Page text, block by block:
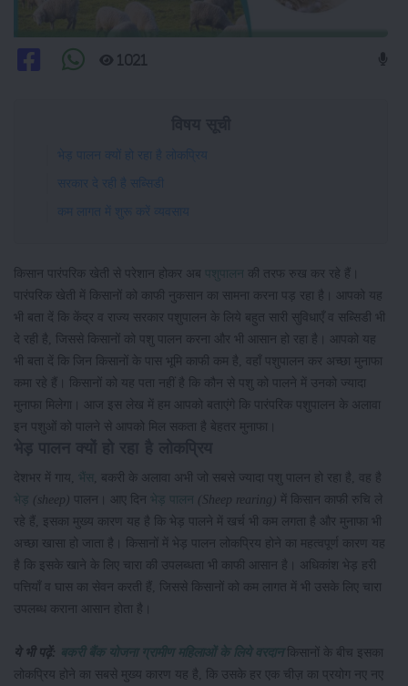
1021
भेड़ पालन क्यों हो रहा है लोकप्रिय
सरकार दे रही है सब्सिडी
कम लागत में शुरू करें व्यवसाय
किसान पारंपरिक खेती से परेशान होकर अब पशुपालन की तरफ रुख कर रहे हैं।
पारंपरिक खेती में किसानों को काफी नुकसान का सामना करना पड़ रहा है। आपको यह
भी बता दें कि केंद्र व राज्य सरकार पशुपालन के लिये बहुत सारी सुविधाएँ व सब्सिडी भी
दे रही है, जिससे किसानों को पशु पालन करना और भी आसान हो रहा है। आपको यह
भी बता दें कि जिन किसानों के पास भूमि काफी कम है, वहाँ पशुपालन कर अच्छा मुनाफा
कमा रहे हैं। किसानों को यह पता नहीं है कि कौन से पशु को पालने में उनको ज्यादा
मुनाफा मिलेगा। आज इस लेख में हम आपको बताएंगे कि पारंपरिक पशुपालन के अलावा
इन पशुओं को पालने से आपको मिल सकता है बेहतर मुनाफा।
देशभर में गाय, भैंस , बकरी के अलावा अभी जो सबसे ज्यादा पशु पालन हो रहा है, वह है
भेड़
(sheep) पालन। आए दिन भेड़ पालन (Sheep rearing) में किसान काफी रुचि ले
रहे हैं, इसका मुख्य कारण यह है कि भेड़ पालने में खर्च भी कम लगता है और मुनाफा भी
अच्छा खासा हो जाता है। किसानों में भेड़ पालन लोकप्रिय होने का महत्वपूर्ण कारण यह
है कि इसके खाने के लिए चारा की उपलब्धता भी काफी आसान है। अधिकांश भेड़ हरी
पत्तियाँ व घास का सेवन करती हैं, जिससे किसानों को कम लागत में भी उसके लिए चारा
उपलब्ध कराना आसान होता है।
ये भी पढ़ें: बकरी बैंक योजना ग्रामीण महिलाओं के लिये वरदान
किसानों के बीच इसका
लोकप्रिय होने का सबसे मुख्य कारण यह है, कि उसके हर एक चीज़ का प्रयोग नए नए